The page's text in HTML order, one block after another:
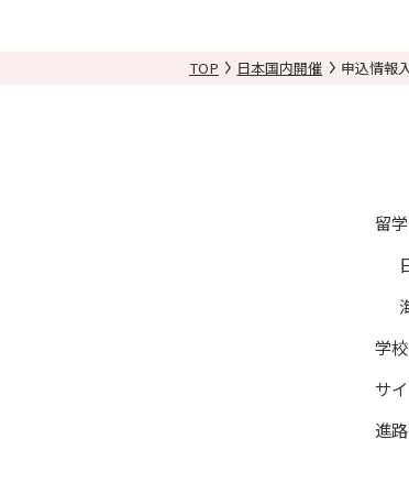
（１）「日本留学
（２）利用者か
（３）利用者か
（５）進路に関
（７）記事作成
（８）本人の承
（９）当社又は
（10）当該イベ
（12）「日本留
（13）「各種オ
TOP 日本国内開催 申込情報
留
学
サ
進